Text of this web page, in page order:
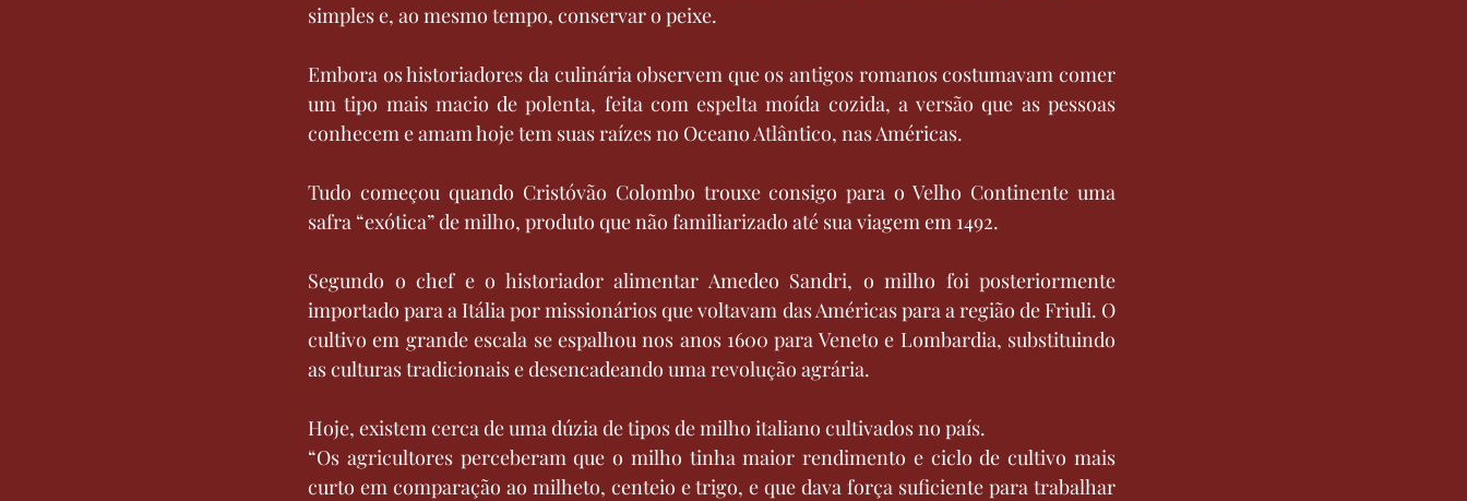
simples e, ao mesmo tempo, conservar o peixe.
Embora os historiadores da culinária observem que os antigos romanos costumavam comer
um tipo mais macio de polenta, feita com espelta moída cozida, a versão que as pessoas
conhecem e amam hoje tem suas raízes no Oceano Atlântico, nas Américas.
Tudo começou quando Cristóvão Colombo trouxe consigo para o Velho Continente uma
safra “exótica” de milho, produto que não familiarizado até sua viagem em 1492.
Segundo o chef e o historiador alimentar Amedeo Sandri, o milho foi posteriormente
importado para a Itália por missionários que voltavam das Américas para a região de Friuli. O
cultivo em grande escala se espalhou nos anos 1600 para Veneto e Lombardia, substituindo
as culturas tradicionais e desencadeando uma revolução agrária.
Hoje, existem cerca de uma dúzia de tipos de milho italiano cultivados no país.
“Os agricultores perceberam que o milho tinha maior rendimento e ciclo de cultivo mais
curto em comparação ao milheto, centeio e trigo, e que dava força suficiente para trabalhar